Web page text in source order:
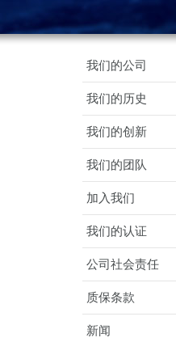
我们的公司
我们的历史
我们的创新
我们的团队
加入我们
我们的认证
公司社会责任
质保条款
新闻